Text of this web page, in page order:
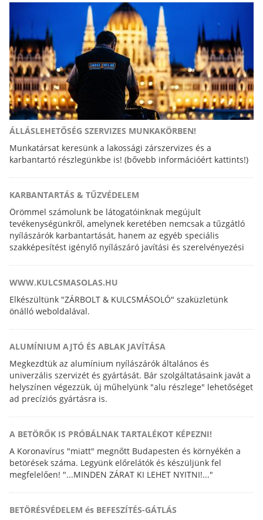
ÁLLÁSLEHETŐSÉG SZERVIZES MUNKAKÖRBEN!
Munkatársat keresünk a lakossági zárszervizes és a
karbantartó részlegünkbe is! (bővebb információért kattints!)
KARBANTARTÁS & TŰZVÉDELEM
Örömmel számolunk be látogatóinknak megújult
tevékenységünkről, amelynek keretében nemcsak a tűzgátló
nyílászárók karbantartását, hanem az egyéb speciális
szakképesítést igénylő nyílászáró javítási és szerelvényezési
WWW.KULCSMASOLAS.HU
Elkészültünk "ZÁRBOLT & KULCSMÁSOLÓ" szaküzletünk
önálló weboldalával.
ALUMÍNIUM AJTÓ ÉS ABLAK JAVÍTÁSA
Megkezdtük az alumínium nyílászárók általános és
univerzális szervizét és gyártását. Bár szolgáltatásaink javát a
helyszínen végezzük, új műhelyünk "alu részlege" lehetőséget
ad precíziós gyártásra is.
A BETÖRŐK IS PRÓBÁLNAK TARTALÉKOT KÉPEZNI!
A Koronavírus "miatt" megnőtt Budapesten és környékén a
betörések száma. Legyünk előrelátók és készüljünk fel
megfelelően! "...MINDEN ZÁRAT KI LEHET NYITNI!..."
BETÖRÉSVÉDELEM és BEFESZÍTÉS-GÁTLÁS